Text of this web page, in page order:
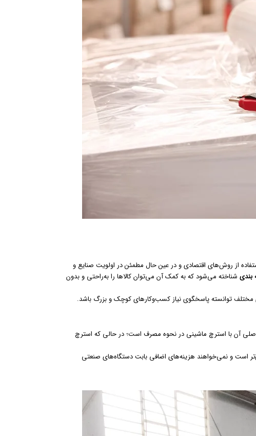
از روش‌های اقتصادی و در عین حال مطمئن در اولویت صنایع و
بندی شناخته می‌شود که به کمک آن می‌توان کالاها را به‌راحتی و بدون
مختلف توانسته پاسخگوی نیاز کسب‌وکارهای کوچک و بزرگ باشد.
آن با استرچ ماشینی در نحوه مصرف است؛ در حالی که استرچ
است و نمی‌خواهند هزینه‌های اضافی بابت دستگاه‌های صنعتی